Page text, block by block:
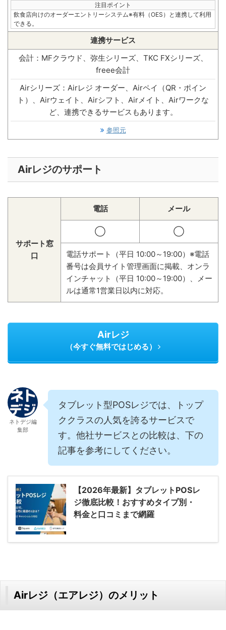
注目ポイント
飲食店向けのオーダーエントリーシステム※有料（OES）と連携して利用
できる。
連携サービス
会計：MFクラウド、弥生シリーズ、TKC FXシリーズ、
freee会計
Airシリーズ：Airレジ オーダー、Airペイ（QR・ポイン
ト）、Airウェイト、Airシフト、Airメイト、Airワークな
ど、連携できるサービスもあります。
参照元
Airレジのサポート
サポート窓
口
電話 メール
◯ ◯
電話サポート（平日 10:00～19:00）※電話
番号は会員サイト管理画面に掲載、オンラ
インチャット（平日 10:00～19:00）、メー
ルは通常1営業日以内に対応。
Airレジ
（今すぐ無料ではじめる）
ネトデジ編
集部
タブレット型POSレジでは、トップ
ククラスの人気を誇るサービスで
す。他社サービスとの比較は、下の
記事を参考にしてください。
【2026年最新】タブレットPOSレ
ジ徹底比較！おすすめタイプ別・
料金と口コミまで網羅
Airレジ（エアレジ）のメリット